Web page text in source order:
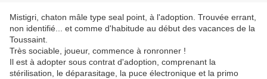
Mistigri, chaton mâle type seal point, à l'adoption. Trouvée errant,
non identifié... et comme d'habitude au début des vacances de la
Toussaint.
Très sociable, joueur, commence à ronronner !
Il est à adopter sous contrat d'adoption, comprenant la
stérilisation, le déparasitage, la puce électronique et la primo